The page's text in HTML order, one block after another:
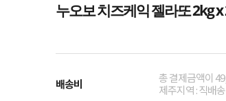
누오보 치즈케익 젤라또 2kg x
배송비
총 결제금액이
제주지역 : 직배